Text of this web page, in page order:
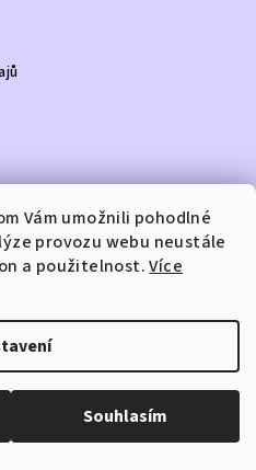
Vám umožnili pohodlné
provozu webu neustále
a použitelnost.Více
Souhlasím
Shoptet